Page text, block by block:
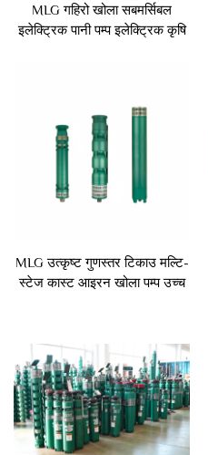
MLG गहिरो खोला सबमर्सिबल
इलेक्ट्रिक पानी पम्प इलेक्ट्रिक कृषि
MLG उत्कृष्ट गुणस्तर टिकाउ मल्टि-
स्टेज कास्ट आइरन खोला पम्प उच्च